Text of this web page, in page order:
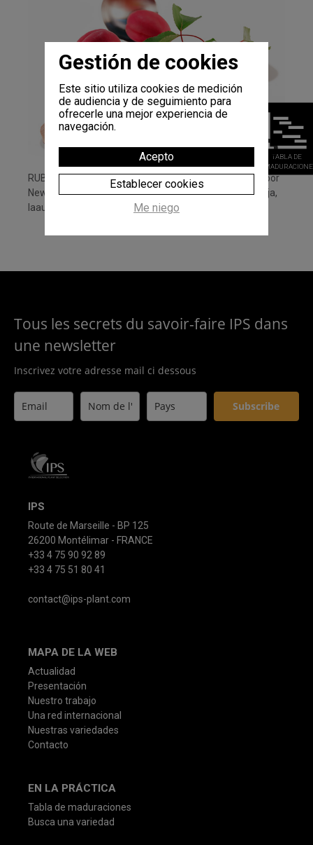
RUBYNGO® Gama de albaricoques rojos desarrollada por
Newcot hace ya 10 años. Epidermis completamente roja,
laautofertilidad y deexcelentes cualidad...
Tous les secrets du savoir-faire IPS dans
une newsletter
Inscrivez votre adresse mail ci dessous
Subscribe
IPS
Route de Marseille - BP 125
26200 Montélimar - FRANCE
+33 4 75 90 92 89
+33 4 75 51 80 41
contact@ips-plant.com
MAPA DE LA WEB
Actualidad
Presentación
Nuestro trabajo
Una red internacional
Nuestras variedades
Contacto
EN LA PRÁCTICA
Tabla de maduraciones
Busca una variedad
TABLA DE
Gestión de cookies
Este sitio utiliza cookies de medición
de audiencia y de seguimiento para
ofrecerle una mejor experiencia de
navegación.
Acepto
Establecer cookies
Me niego